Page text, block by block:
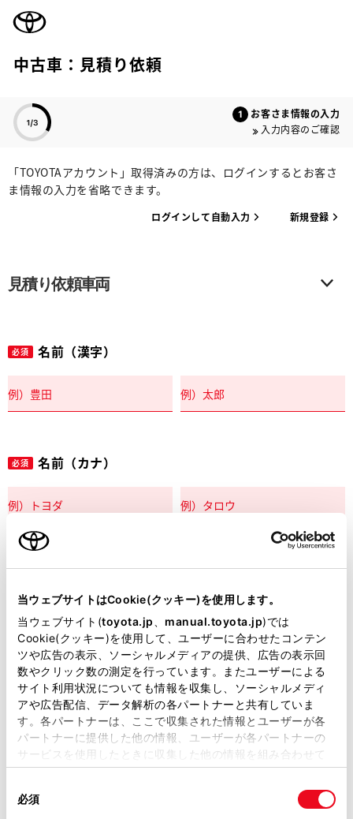
当ウェブサイトはCookie(クッキー)を使用します。
当ウェブサイト(toyota.jp manual.toyota.jp)では
Cookie(クッキー)を使用して、ユーザーに合わせたコンテン
ツや広告の表示、ソーシャルメディアの提供、広告の表示回
数やクリック数の測定を行っています。またユーザーによる
サイト利用状況についても情報を収集し、ソーシャルメディ
アや広告配信、データ解析の各パートナーと共有していま
す。各パートナーは、ここで収集された情報とユーザーが各
パートナーに提供した他の情報、ユーザーが各パートナーの
サービスを使用したときに収集した他の情報を組み合わせて
使用することがあります。当ウェブサイトの使用を続行する
必須
中古車：見積り依頼
お客さま情報の入力
入力内容のご確認
「TOYOTAアカウント」取得済みの方は、ログインするとお客さ
ま情報の入力を省略できます。
ログインして自動入力 新規登録
見積り依頼車両
必須 名前（漢字）
必須 名前（カナ）
郵便番号
住所自動入力
必須 都道府県
市区町村名